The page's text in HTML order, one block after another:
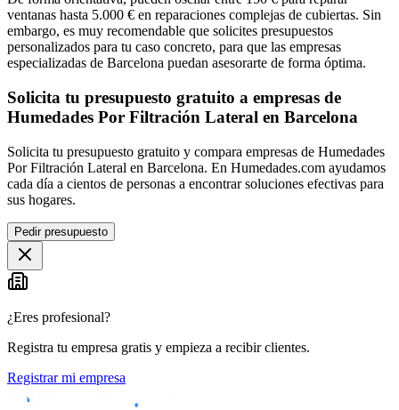
ventanas hasta 5.000 € en reparaciones complejas de cubiertas. Sin
embargo, es muy recomendable que solicites presupuestos
personalizados para tu caso concreto, para que las empresas
especializadas de Barcelona puedan asesorarte de forma óptima.
Solicita tu presupuesto gratuito a empresas de
Humedades Por Filtración Lateral en Barcelona
Solicita tu presupuesto gratuito y compara empresas de Humedades
Por Filtración Lateral en Barcelona. En Humedades.com ayudamos
cada día a cientos de personas a encontrar soluciones efectivas para
sus hogares.
Pedir presupuesto
¿Eres profesional?
Registra tu empresa gratis y empieza a recibir clientes.
Registrar mi empresa